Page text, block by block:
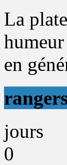
La
en
jours
0